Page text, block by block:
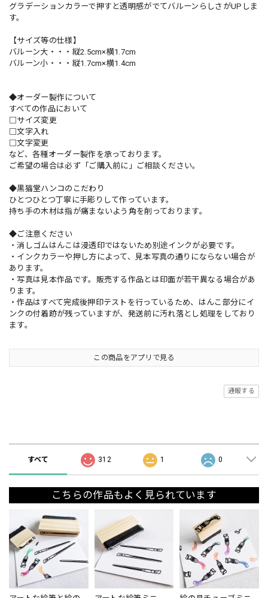
グラデーションカラーで押すと透明感がでてバルーンらしさがUPしま
す。
【サイズ等の仕様】
バルーン大・・・縦2.5cm×横1.7cm
バルーン小・・・縦1.7cm×横1.4cm
◆オーダー製作について
すべての作品において
□サイズ変更
□文字入れ
□文字変更
など、各種オーダー製作を承っております。
ご希望の場合は必ず「ご購入前に」ご相談ください。
◆黒猫堂ハンコのこだわり
ひとつひとつ丁寧に手彫りして作っています。
持ち手の木材は指が痛まないよう角を削っております。
◆ご注意ください
・消しゴムはんこは浸透印ではないため別途インクが必要です。
・インクカラーや押し方によって、見本写真の通りにならない場合が
あります。
・写真は見本作品です。販売する作品とは印面が若干異なる場合があ
ります。
・作品はすべて完成後押印テストを行っているため、はんこ部分にイ
ンクの付着跡が残っていますが、発送前に汚れ落とし処理をしており
ます。
この商品をアプリで見る
通報する
すべて 312 1 0
こちらの作品もよく見られています